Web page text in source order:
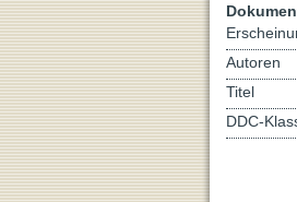
Autoren
Titel
DDC-